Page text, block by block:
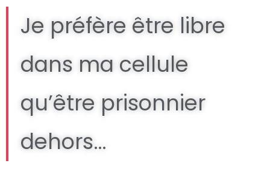
Je préfère être libre
dans ma cellule
qu’être prisonnier
dehors…